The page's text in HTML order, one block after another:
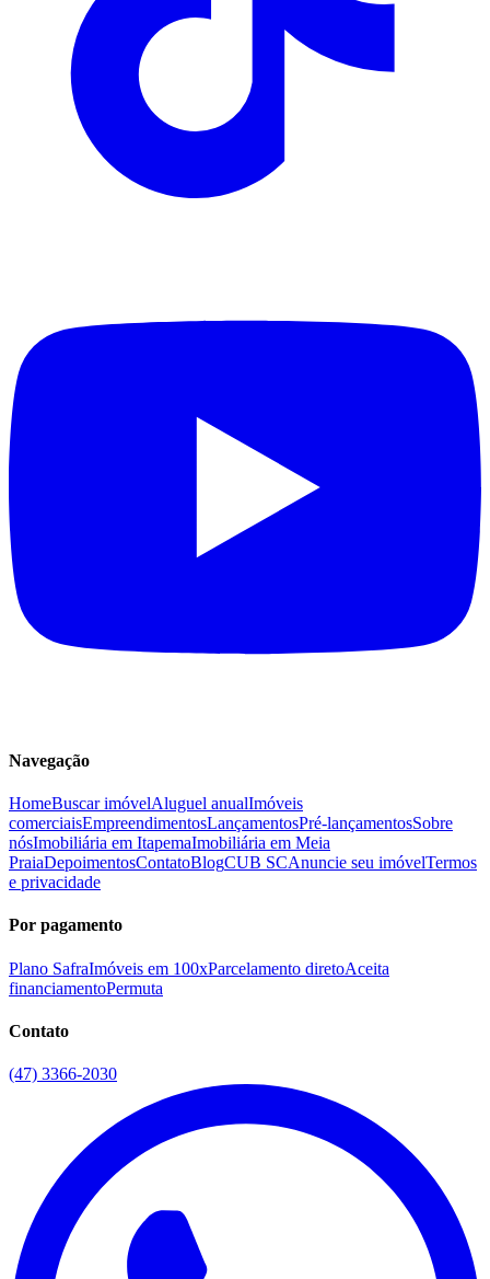
Navegação
HomeBuscar imóvelAluguel anualImóveis
comerciaisEmpreendimentosLançamentosPré-lançamentosSobre
nósImobiliária em ItapemaImobiliária em Meia
PraiaDepoimentosContatoBlogCUB SCAnuncie seu imóvelTermos
e privacidade
Por pagamento
Plano SafraImóveis em 100xParcelamento diretoAceita
financiamentoPermuta
Contato
(47) 3366-2030